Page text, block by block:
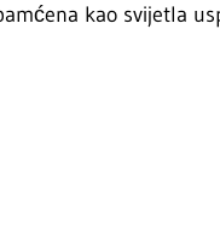
kao svijetla